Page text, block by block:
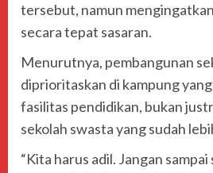
tersebut, namun
secara tepat sasaran.
Menurutnya, pembangunan
diprioritaskan di kampung
fasilitas pendidikan, bukan
sekolah swasta yang sudah
“Kita harus adil. Jangan